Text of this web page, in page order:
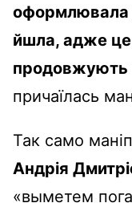
оформлювала
йшла, адже це
продовжують
причаїлась
Так само
Андрія
«выметем